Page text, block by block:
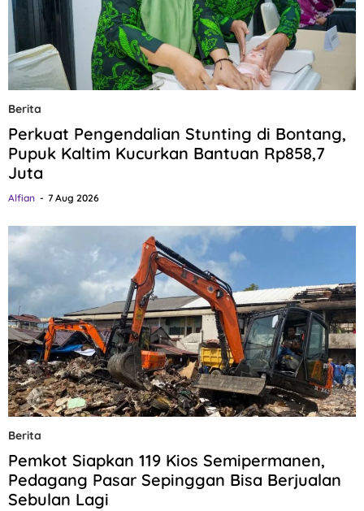
Berita
Perkuat Pengendalian Stunting di Bontang,
Pupuk Kaltim Kucurkan Bantuan Rp858,7
Juta
Alfian 7 Aug 2026
Berita
Pemkot Siapkan 119 Kios Semipermanen,
Pedagang Pasar Sepinggan Bisa Berjualan
Sebulan Lagi